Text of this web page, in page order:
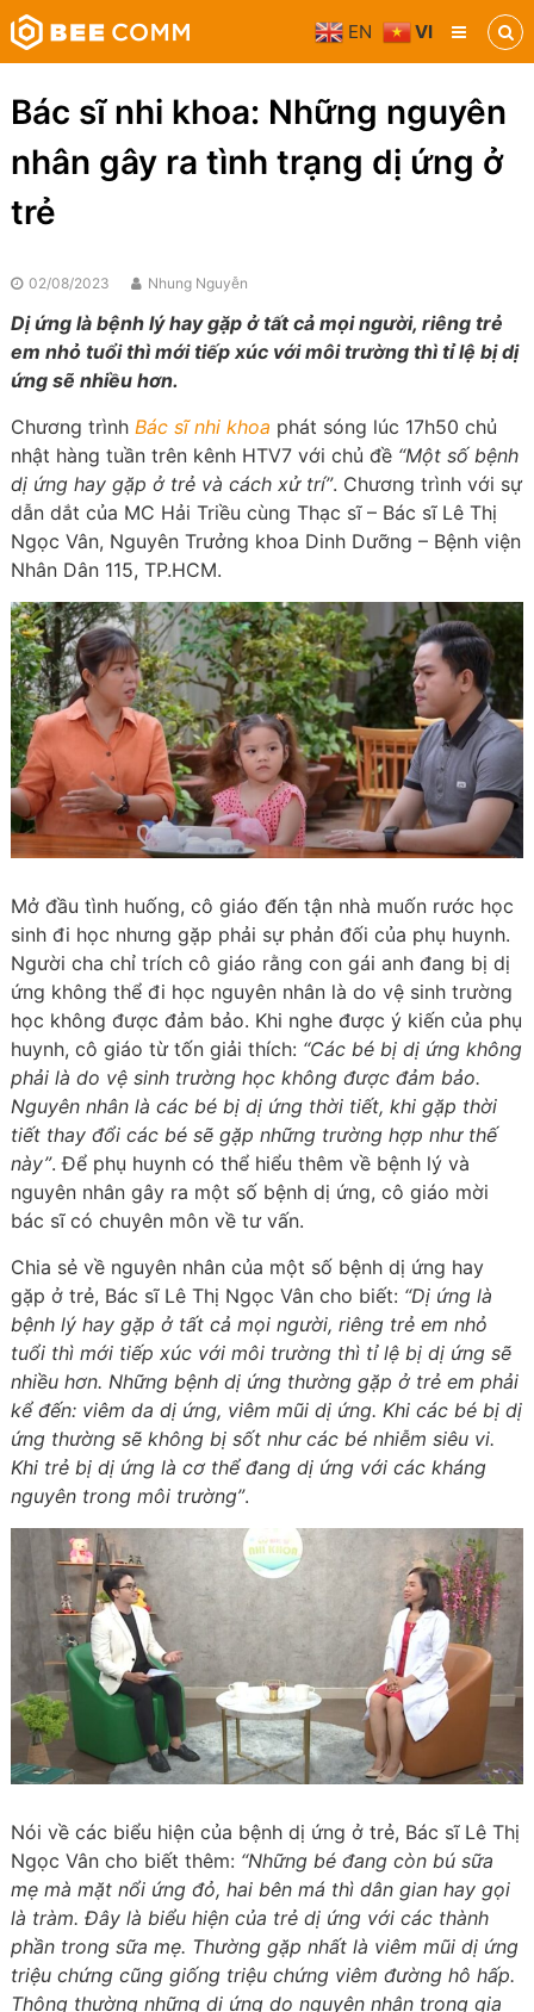
Skip
to
content
Bee
Comm
Truyền
thông
phương
tiện
Bác sĩ nhi khoa: Những nguyên
nhân gây ra tình trạng dị ứng ở
trẻ
02/08/2023 Nhung Nguyễn
Dị ứng là bệnh lý hay gặp ở tất cả mọi người, riêng trẻ
em nhỏ tuổi thì mới tiếp xúc với môi trường thì tỉ lệ bị dị
ứng sẽ nhiều hơn.
Chương trình Bác sĩ nhi khoa phát sóng lúc 17h50 chủ
nhật hàng tuần trên kênh HTV7 với chủ đề “Một số bệnh
dị ứng hay gặp ở trẻ và cách xử trí”. Chương trình với sự
dẫn dắt của MC Hải Triều cùng Thạc sĩ – Bác sĩ Lê Thị
Ngọc Vân, Nguyên Trưởng khoa Dinh Dưỡng – Bệnh viện
Nhân Dân 115, TP.HCM.
Mở đầu tình huống, cô giáo đến tận nhà muốn rước học
sinh đi học nhưng gặp phải sự phản đối của phụ huynh.
Người cha chỉ trích cô giáo rằng con gái anh đang bị dị
ứng không thể đi học nguyên nhân là do vệ sinh trường
học không được đảm bảo. Khi nghe được ý kiến của phụ
huynh, cô giáo từ tốn giải thích: “Các bé bị dị ứng không
phải là do vệ sinh trường học không được đảm bảo.
Nguyên nhân là các bé bị dị ứng thời tiết, khi gặp thời
tiết thay đổi các bé sẽ gặp những trường hợp như thế
này”. Để phụ huynh có thể hiểu thêm về bệnh lý và
nguyên nhân gây ra một số bệnh dị ứng, cô giáo mời
bác sĩ có chuyên môn về tư vấn.
Chia sẻ về nguyên nhân của một số bệnh dị ứng hay
gặp ở trẻ, Bác sĩ Lê Thị Ngọc Vân cho biết: “Dị ứng là
bệnh lý hay gặp ở tất cả mọi người, riêng trẻ em nhỏ
tuổi thì mới tiếp xúc với môi trường thì tỉ lệ bị dị ứng sẽ
nhiều hơn. Những bệnh dị ứng thường gặp ở trẻ em phải
kể đến: viêm da dị ứng, viêm mũi dị ứng. Khi các bé bị dị
ứng thường sẽ không bị sốt như các bé nhiễm siêu vi.
Khi trẻ bị dị ứng là cơ thể đang dị ứng với các kháng
nguyên trong môi trường”.
Nói về các biểu hiện của bệnh dị ứng ở trẻ, Bác sĩ Lê Thị
Ngọc Vân cho biết thêm: “Những bé đang còn bú sữa
mẹ mà mặt nổi ứng đỏ, hai bên má thì dân gian hay gọi
là tràm. Đây là biểu hiện của trẻ dị ứng với các thành
phần trong sữa mẹ. Thường gặp nhất là viêm mũi dị ứng
triệu chứng cũng giống triệu chứng viêm đường hô hấp.
Thông thường những dị ứng do nguyên nhân trong gia
EN VI